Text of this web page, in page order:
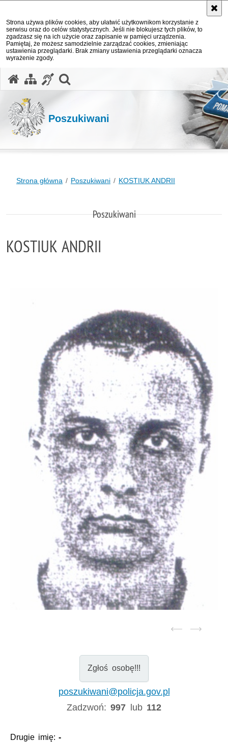
Strona używa plików cookies, aby ułatwić użytkownikom korzystanie z
serwisu oraz do celów statystycznych. Jeśli nie blokujesz tych plików, to
zgadzasz się na ich użycie oraz zapisanie w pamięci urządzenia.
Pamiętaj, że możesz samodzielnie zarządzać cookies, zmieniając
ustawienia przeglądarki. Brak zmiany ustawienia przeglądarki oznacza
wyrażenie zgody.
Poszukiwani
Strona główna Poszukiwani KOSTIUK ANDRII
Poszukiwani
KOSTIUK ANDRII
Zgłoś osobę!!!
poszukiwani@policja.gov.pl
Zadzwoń:997 lub 112
Drugie imię:-